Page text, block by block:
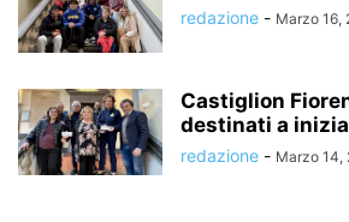
redazione - Marzo 16,
Castiglion
destinati a
redazione - Marzo 14,